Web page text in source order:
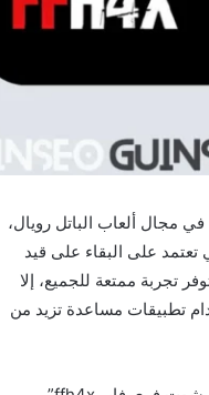
مجال ألعاب الباتل رويال،
تعتمد على البقاء على قيد
تجربة ممتعة للجميع، إلا
تطبيقات مساعدة تزيد من